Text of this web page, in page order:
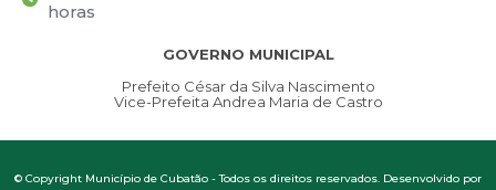
horas
GOVERNO MUNICIPAL
Prefeito César da Silva Nascimento
Vice-Prefeita Andrea Maria de Castro
© Copyright Município de Cubatão - Todos os direitos reservados. Desenvolvido por